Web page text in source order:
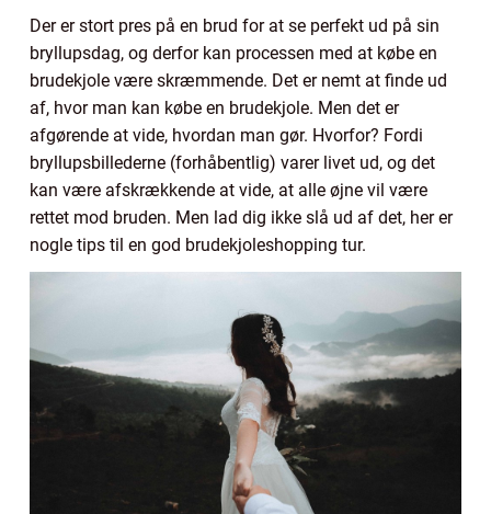
Der er stort pres på en brud for at se perfekt ud på sin
bryllupsdag, og derfor kan processen med at købe en
brudekjole være skræmmende. Det er nemt at finde ud
af, hvor man kan købe en brudekjole. Men det er
afgørende at vide, hvordan man gør. Hvorfor? Fordi
bryllupsbillederne (forhåbentlig) varer livet ud, og det
kan være afskrækkende at vide, at alle øjne vil være
rettet mod bruden. Men lad dig ikke slå ud af det, her er
nogle tips til en god brudekjoleshopping tur.